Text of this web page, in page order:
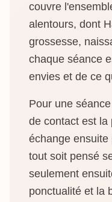
couvre
alentours, dont
grossesse,
chaque séance
envies et de ce
Pour une
de contact est la
échange
tout soit pensé
seulement
ponctualité et la